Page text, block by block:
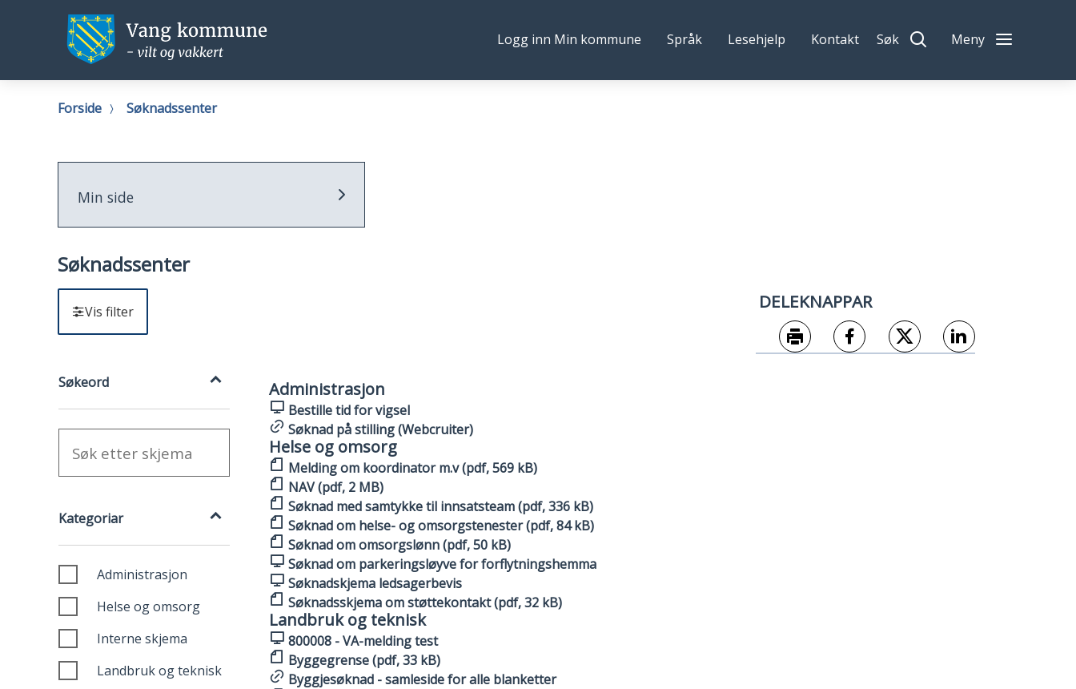
Vang
kommune
Vang
Følg
Logg inn Min kommune Språk Lesehjelp Kontakt Søk Meny
Du
Forside Søknadssenter
Min side
Søknadssenter
Vis filter
Søkeord
Kategoriar
Administrasjon
Helse og omsorg
Interne skjema
Landbruk og teknisk
Administrasjon
Bestille tid for vigsel
Søknad på stilling (Webcruiter)
Helse og omsorg
Melding om koordinator m.v (pdf, 569 kB)
NAV (pdf, 2 MB)
Søknad med samtykke til innsatsteam (pdf, 336 kB)
Søknad om helse- og omsorgstenester (pdf, 84 kB)
Søknad om omsorgslønn (pdf, 50 kB)
Søknad om parkeringsløyve for forflytningshemma
Søknadskjema ledsagerbevis
Søknadsskjema om støttekontakt (pdf, 32 kB)
Landbruk og teknisk
800008 - VA-melding test
Byggegrense (pdf, 33 kB)
Byggjesøknad - samleside for alle blanketter
DELEKNAPPAR